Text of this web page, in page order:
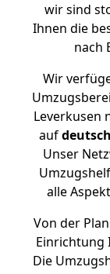
wir sind
Ihnen die
nach
Wir
Leverkusen
auf
Unser
alle
Von der
Einrichtung
Die